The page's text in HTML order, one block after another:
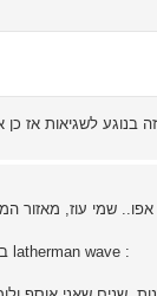
בנוגע לשגיאות אז כן
בא לי לתת לכם ביקורת באופן אישי מה שאני חושב על ה latherman wave :